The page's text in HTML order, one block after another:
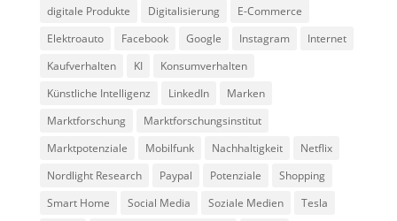
digitale Produkte
Digitalisierung
E-Commerce
Elektroauto
Facebook Google Instagram
Internet
Kaufverhalten
KI
Konsumverhalten
Künstliche Intelligenz
LinkedIn
Marken
Marktforschung
Marktforschungsinstitut
Marktpotenziale
Mobilfunk Nachhaltigkeit
Netflix
Nordlight Research
Paypal Potenziale
Shopping
Smart Home
Social Media Soziale Medien
Tesla